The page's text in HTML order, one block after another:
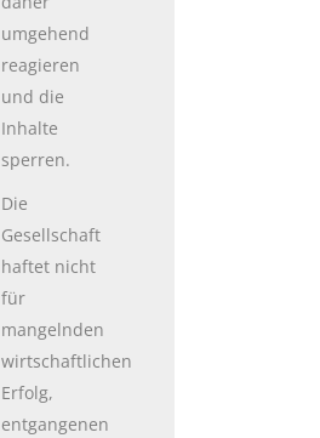
umgehend
reagieren
und die
Inhalte
sperren.
Die
Gesellschaft
haftet nicht
für
mangelnden
wirtschaftlichen
Erfolg,
entgangenen